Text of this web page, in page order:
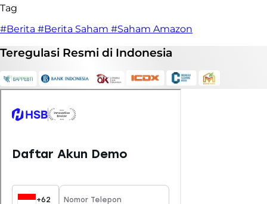
Tag
#Berita #Berita Saham #Saham Amazon
Teregulasi Resmi di Indonesia